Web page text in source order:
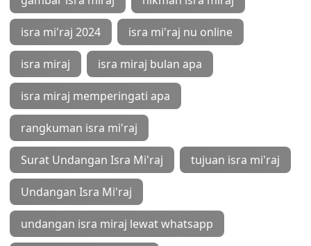
isra mi'raj 2024 isra mi'raj nu online
isra miraj isra miraj bulan apa
isra miraj memperingati apa
rangkuman isra mi'raj
Surat Undangan Isra Mi'raj tujuan isra mi'raj
Undangan Isra Mi'raj
undangan isra miraj lewat whatsapp